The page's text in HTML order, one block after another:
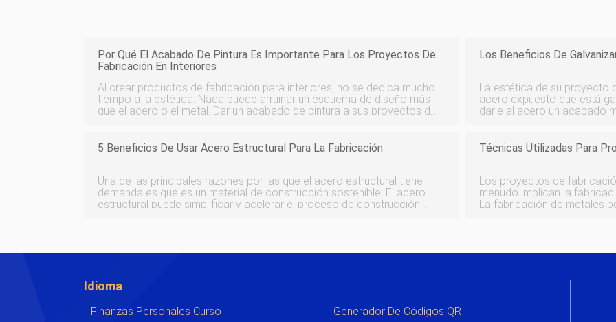
Por Qué El Acabado De Pintura Es Importante Para Los Proyectos De
Fabricación En Interiores
Al crear productos de fabricación para interiores, no se dedica mucho
tiempo a la estética. Nada puede arruinar un esquema de diseño más
que el acero o el metal. Dar un acabado de pintura a sus proyectos de
Los Beneficios De
La estética de su proyecto
acero expuesto que está
darle al acero un acabado
5 Beneficios De Usar Acero Estructural Para La Fabricación
Una de las principales razones por las que el acero estructural tiene
demanda es que es un material de construcción sostenible. El acero
estructural puede simplificar y acelerar el proceso de construcción
Técnicas Utilizadas Para
Los proyectos de
menudo implican la
La fabricación de metales
Idioma
Finanzas Personales Curso Generador De Códigos QR